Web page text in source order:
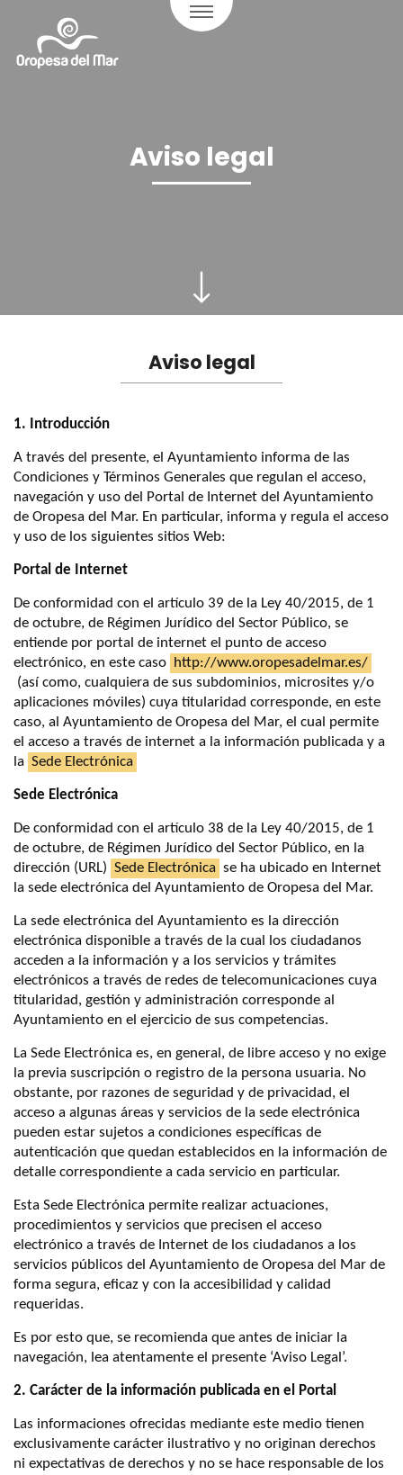
Aviso legal
Aviso legal
1. Introducción
A través del presente, el Ayuntamiento informa de las
Condiciones y Términos Generales que regulan el acceso,
navegación y uso del Portal de Internet del Ayuntamiento
de Oropesa del Mar. En particular, informa y regula el acceso
y uso de los siguientes sitios Web:
Portal de Internet
De conformidad con el artículo 39 de la Ley 40/2015, de 1
de octubre, de Régimen Jurídico del Sector Público, se
entiende por portal de internet el punto de acceso
electrónico, en este caso http://www.oropesadelmar.es/
(así como, cualquiera de sus subdominios, microsites y/o
aplicaciones móviles) cuya titularidad corresponde, en este
caso, al Ayuntamiento de Oropesa del Mar, el cual permite
el acceso a través de internet a la información publicada y a
la Sede Electrónica
Sede Electrónica
De conformidad con el artículo 38 de la Ley 40/2015, de 1
de octubre, de Régimen Jurídico del Sector Público, en la
dirección (URL) Sede Electrónica se ha ubicado en Internet
la sede electrónica del Ayuntamiento de Oropesa del Mar.
La sede electrónica del Ayuntamiento es la dirección
electrónica disponible a través de la cual los ciudadanos
acceden a la información y a los servicios y trámites
electrónicos a través de redes de telecomunicaciones cuya
titularidad, gestión y administración corresponde al
Ayuntamiento en el ejercicio de sus competencias.
La Sede Electrónica es, en general, de libre acceso y no exige
la previa suscripción o registro de la persona usuaria. No
obstante, por razones de seguridad y de privacidad, el
acceso a algunas áreas y servicios de la sede electrónica
pueden estar sujetos a condiciones específicas de
autenticación que quedan establecidos en la información de
detalle correspondiente a cada servicio en particular.
Esta Sede Electrónica permite realizar actuaciones,
procedimientos y servicios que precisen el acceso
electrónico a través de Internet de los ciudadanos a los
servicios públicos del Ayuntamiento de Oropesa del Mar de
forma segura, eficaz y con la accesibilidad y calidad
requeridas.
Es por esto que, se recomienda que antes de iniciar la
navegación, lea atentamente el presente ‘Aviso Legal’.
2. Carácter de la información publicada en el Portal
Las informaciones ofrecidas mediante este medio tienen
exclusivamente carácter ilustrativo y no originan derechos
ni expectativas de derechos y no se hace responsable de los